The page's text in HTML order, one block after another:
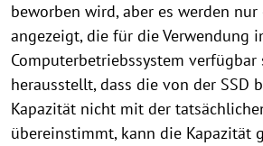
beworben wird, aber es werden nur
angezeigt, die für die Verwendung
Computerbetriebssystem verfügbar
herausstellt, dass die von der SSD
Kapazität nicht mit der
übereinstimmt, kann die Kapazität